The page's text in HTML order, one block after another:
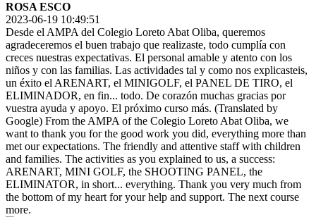
ROSA ESCO
2023-06-19 10:49:51
Desde el AMPA del Colegio Loreto Abat Oliba, queremos
agradeceremos el buen trabajo que realizaste, todo cumplía con
creces nuestras expectativas. El personal amable y atento con los
niños y con las familias. Las actividades tal y como nos explicasteis,
un éxito el ARENART, el MINIGOLF, el PANEL DE TIRO, el
ELIMINADOR, en fin... todo. De corazón muchas gracias por
vuestra ayuda y apoyo. El próximo curso más. (Translated by
Google) From the AMPA of the Colegio Loreto Abat Oliba, we
want to thank you for the good work you did, everything more than
met our expectations. The friendly and attentive staff with children
and families. The activities as you explained to us, a success:
ARENART, MINI GOLF, the SHOOTING PANEL, the
ELIMINATOR, in short... everything. Thank you very much from
the bottom of my heart for your help and support. The next course
more.